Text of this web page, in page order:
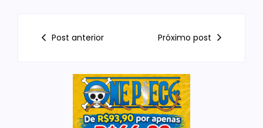
Post anterior Próximo post